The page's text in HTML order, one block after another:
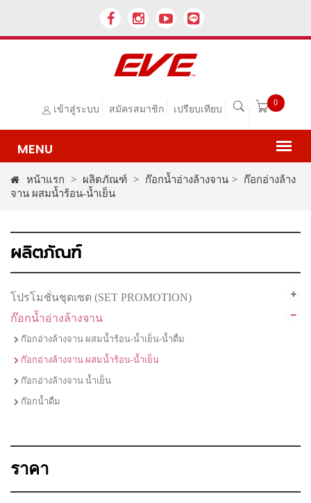
เข้าสู่ระบบ สมัครสมาชิก เปรียบเทียบ
0
หน้าแรก > ผลิตภัณฑ์ > ก๊อกน้ำอ่างล้างจาน >
ก๊อกอ่างล้าง
จาน ผสมน้ำร้อน-น้ำเย็น
ผลิตภัณฑ์
โปรโมชั่นชุดเซต (SET PROMOTION)
ไมโครเวฟ
ชุดเซตเตาแก๊สพร้อมเครื่องดูดควัน
ชุดเซตเตาไฟฟ้าพร้อมเครื่องดูดควัน
ชุดเซตเตาแก๊ส เครื่่องดูดควัน และซิงค์ล้างจาน
ชุดเซตซิงค์ล้างจานพร้อมก๊อกน้ำ
ก๊อกน้ำอ่างล้างจาน
ก๊อกอ่างล้างจาน ผสมน้ำร้อน-น้ำเย็น-น้ำดื่ม
ก๊อกอ่างล้างจาน ผสมน้ำร้อน-น้ำเย็น
ก๊อกอ่างล้างจาน น้ำเย็น
ก๊อกน้ำดื่ม
ราคา